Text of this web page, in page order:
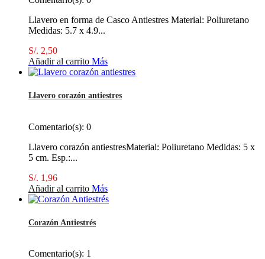
Llavero en forma de Casco Antiestres Material: Poliuretano
Medidas: 5.7 x 4.9...
S/. 2,50
Añadir al carrito Más
Llavero corazón antiestres
Comentario(s): 0
Llavero corazón antiestresMaterial: Poliuretano Medidas: 5 x
5 cm. Esp.:...
S/. 1,96
Añadir al carrito Más
Corazón Antiestrés
Comentario(s): 1